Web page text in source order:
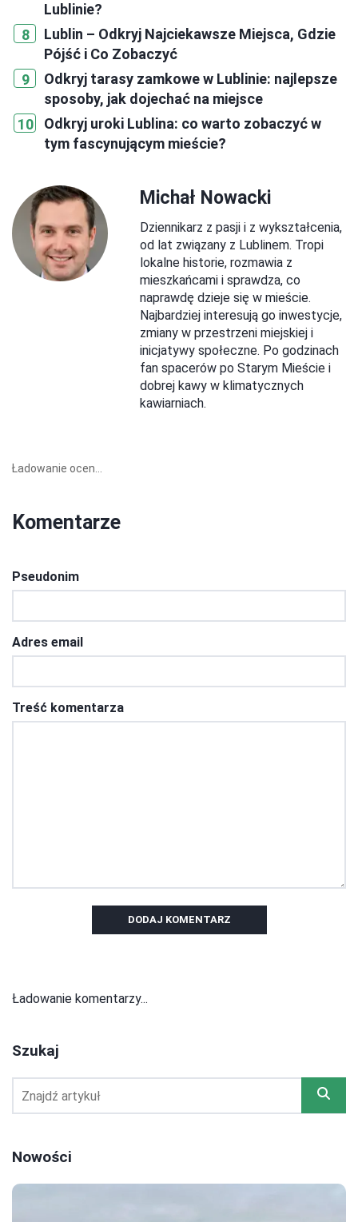
Lublinie?
Lublin – Odkryj Najciekawsze Miejsca, Gdzie
Pójść i Co Zobaczyć
Odkryj tarasy zamkowe w Lublinie: najlepsze
sposoby, jak dojechać na miejsce
Odkryj uroki Lublina: co warto zobaczyć w
tym fascynującym mieście?
Michał Nowacki
Dziennikarz z pasji i z wykształcenia,
od lat związany z Lublinem. Tropi
lokalne historie, rozmawia z
mieszkańcami i sprawdza, co
naprawdę dzieje się w mieście.
Najbardziej interesują go inwestycje,
zmiany w przestrzeni miejskiej i
inicjatywy społeczne. Po godzinach
fan spacerów po Starym Mieście i
dobrej kawy w klimatycznych
kawiarniach.
Ładowanie ocen...
Komentarze
Pseudonim
Adres email
Treść komentarza
DODAJ KOMENTARZ
Ładowanie komentarzy...
Szukaj
Nowości